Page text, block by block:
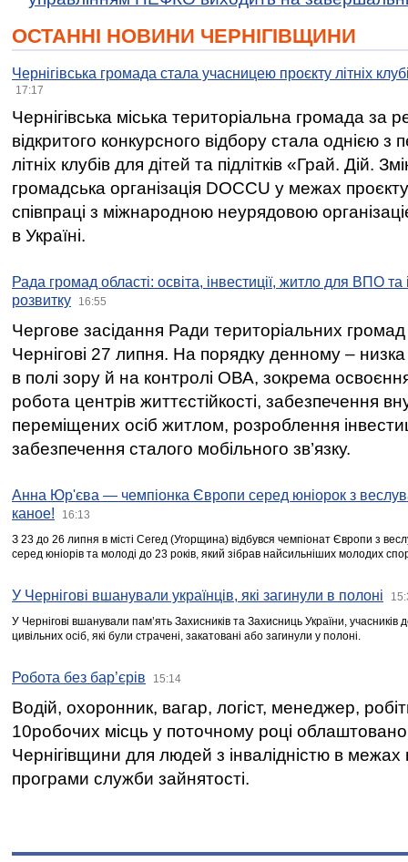
ОСТАННІ НОВИНИ ЧЕРНІГІВЩИНИ
Чернігівська громада стала учасницею проєкту літніх
17:17
Чернігівська міська територіальна громада за
відкритого конкурсного відбору стала однією
літніх клубів для дітей та підлітків «Грай. Дій.
громадська організація DOCCU у межах
співпраці з міжнародною неурядовою
в Україні.
Рада громад області: освіта, інвестиції, житло для ВПО
розвитку
16:55
Чергове засідання Ради територіальних громад
Чернігові 27 липня. На порядку денному –
в полі зору й на контролі ОВА, зокрема освоєння
робота центрів життєстійкості, забезпечення
переміщених осіб житлом, розроблення
забезпечення сталого мобільного зв’язку.
Анна Юр'єва — чемпіонка Європи серед юніорок з
каное!
16:13
З 23 до 26 липня в місті Сегед (Угорщина) відбувся чемпіонат Європи з
серед юніорів та молоді до 23 років, який зібрав найсильніших молодих
У Чернігові вшанували українців, які загинули в полоні
У Чернігові вшанували пам’ять Захисників та Захисниць України,
цивільних осіб, які були страчені, закатовані або загинули у полоні.
Робота без бар’єрів 15:14
Водій, охоронник, вагар, логіст, менеджер,
10робочих місць у поточному році
Чернігівщини для людей з інвалідністю в межах
програми служби зайнятості.